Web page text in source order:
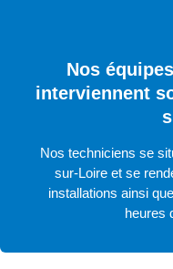
Nos
interviennent
Nos techniciens se
sur-Loire et se
installations ainsi
heures